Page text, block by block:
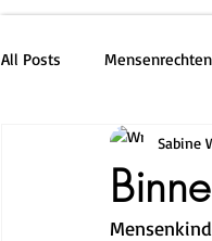
All Posts Mensenrechten
Tijdschrift Sabine